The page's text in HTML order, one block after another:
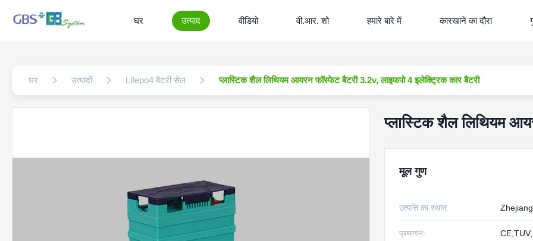
घर उत्पाद वीडियो वी.आर. शो हमारे बारे में कारखाने का दौरा
घर उत्पादों Lifepo4 बैटरी सेल प्लास्टिक शैल लिथियम आयरन फॉस्फेट बैटरी 3.2v, लाइफपो 4 इलेक्ट्रिक कार बैटरी
प्लास्टिक शैल लिथियम
मूल गुण
उत्पत्ति का स्थान:
प्रमाणन: